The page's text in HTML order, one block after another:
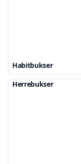
Habitbukser
Herrebukser